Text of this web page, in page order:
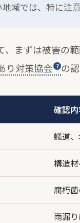
域では、特に注
まずは被害の
り対策協会
の
確認
蟻道
構造
腐朽
雨漏